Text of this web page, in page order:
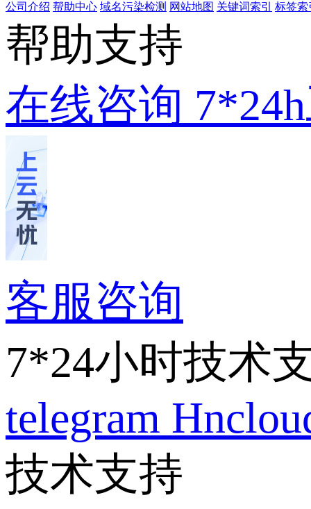
公司介绍 帮助中心 域名污染检测 网站地图 关键词索引 标签索
帮助支持
在线咨询
客服咨询
7*24小时技术
telegram
技术支持